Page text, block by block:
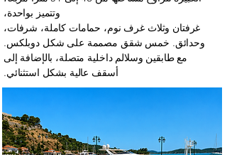
وتتميز بواحدة،
غرفتان وثلاث غرف نوم، حمامات كاملة، شرفات،
وحدائق. خمس شقق مصممة على شكل دوبلكس.
مع طابقين وسلالم داخلية متصلة، بالإضافة إلى
أسقف عالية بشكل استثنائي.